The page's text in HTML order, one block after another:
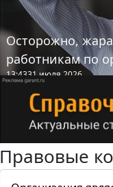
Осторожно,
работникам по
13:4331 июля 2026
Правовые